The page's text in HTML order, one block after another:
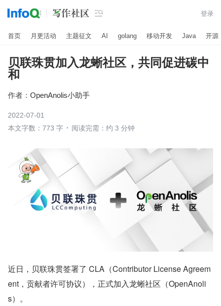
 登录
首页 月更活动 主题征文 AI golang 移动开发 Java 开源
贝联珠贯加入龙蜥社区，共同促进碳中
和
作者： OpenAnolis小助手
2022-07-01
本文字数：773 字
阅读完需：约 3 分钟
近日，‍贝联珠贯签署了 CLA（Contributor License Agreem
ent，贡献者许可协议），正式加入龙蜥社区（OpenAnoli
s）。